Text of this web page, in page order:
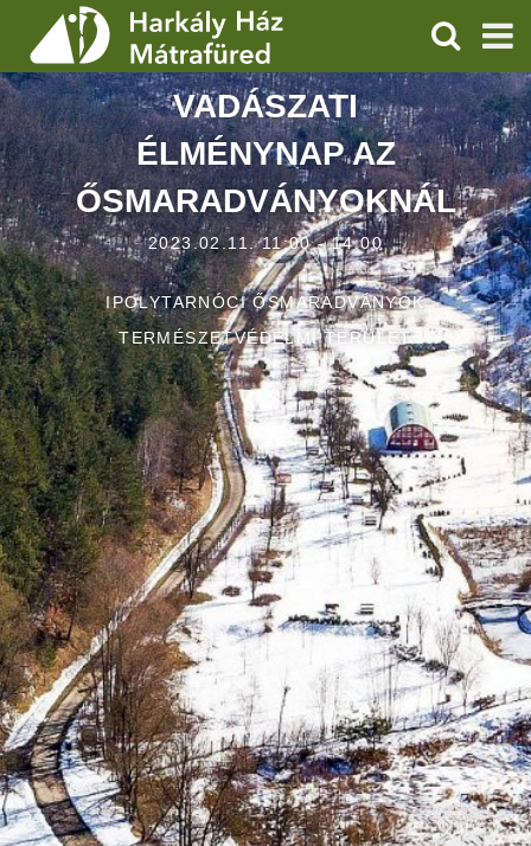
SZOLGÁLTATÁSOK
PROGRAMOK
HÍREK
RÓLUNK
ÁRAK, NYITVATARTÁS
KERESÉS
VADÁSZATI
ÉLMÉNYNAP AZ
ŐSMARADVÁNYOKNÁL
2023.02.11. 11:00 - 14:00
IPOLYTARNÓCI ŐSMARADVÁNYOK
TERMÉSZETVÉDELMI TERÜLET